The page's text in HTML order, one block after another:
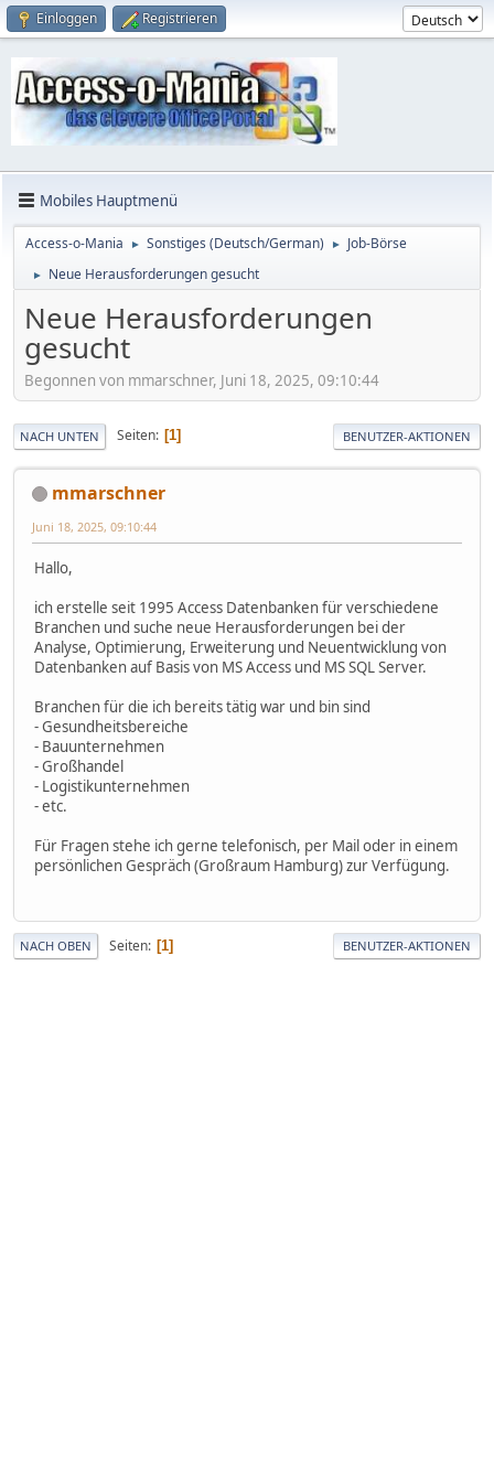
Einloggen Registrieren
Mobiles Hauptmenü
Access-o-Mania ► Sonstiges (Deutsch/German) ► Job-Börse
► Neue Herausforderungen gesucht
Neue Herausforderungen
gesucht
Begonnen von mmarschner, Juni 18, 2025, 09:10:44
NACH UNTEN Seiten 1 BENUTZER-AKTIONEN
mmarschner
Juni 18, 2025, 09:10:44
Hallo,
ich erstelle seit 1995 Access Datenbanken für verschiedene
Branchen und suche neue Herausforderungen bei der
Analyse, Optimierung, Erweiterung und Neuentwicklung von
Datenbanken auf Basis von MS Access und MS SQL Server.
Branchen für die ich bereits tätig war und bin sind
- Gesundheitsbereiche
- Bauunternehmen
- Großhandel
- Logistikunternehmen
- etc.
Für Fragen stehe ich gerne telefonisch, per Mail oder in einem
persönlichen Gespräch (Großraum Hamburg) zur Verfügung.
NACH OBEN Seiten 1 BENUTZER-AKTIONEN